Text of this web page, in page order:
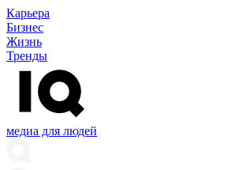
Карьера
Бизнес
Жизнь
Тренды
медиа для людей